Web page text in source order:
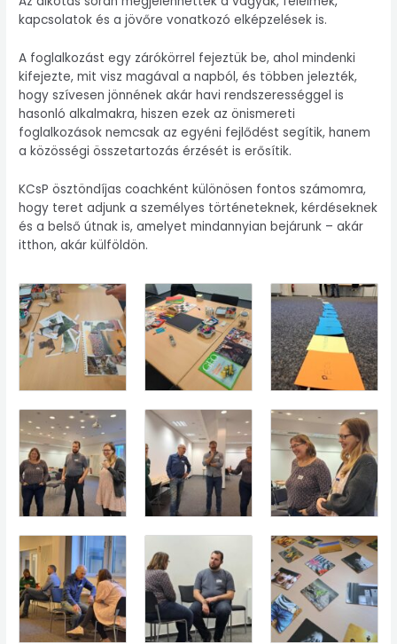
kapcsolatok és a jövőre vonatkozó elképzelések is.
A foglalkozást egy zárókörrel fejeztük be, ahol mindenki
kifejezte, mit visz magával a napból, és többen jelezték,
hogy szívesen jönnének akár havi rendszerességgel is
hasonló alkalmakra, hiszen ezek az önismereti
foglalkozások nemcsak az egyéni fejlődést segítik, hanem
a közösségi összetartozás érzését is erősítik.
KCsP ösztöndíjas coachként különösen fontos számomra,
hogy teret adjunk a személyes történeteknek, kérdéseknek
és a belső útnak is, amelyet mindannyian bejárunk – akár
itthon, akár külföldön.